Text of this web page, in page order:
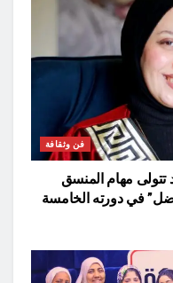
فن وثقافة
تتولى مهام المنسق
في دورته الخامسة